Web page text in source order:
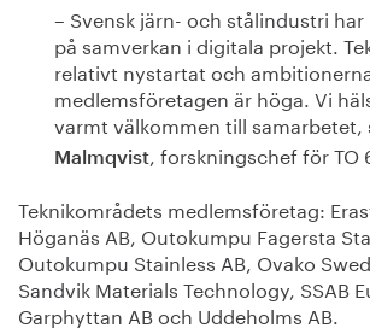
– Svensk järn- och stålindustri
på samverkan i digitala projekt.
relativt nystartat och
medlemsföretagen är höga. Vi
varmt välkommen till samarbetet,
Malmqvist , forskningschef för TO
Teknikområdets medlemsföretag:
Höganäs AB, Outokumpu Fagersta
Outokumpu Stainless AB, Ovako
Sandvik Materials Technology, SSAB
Garphyttan AB och Uddeholms AB.